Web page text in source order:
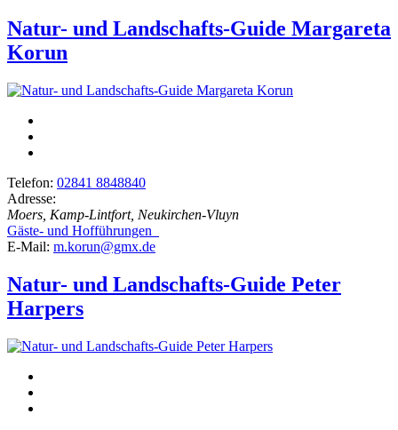
Natur- und Landschafts-Guide Margareta
Korun
Telefon: 02841 8848840
Adresse:
Moers, Kamp-Lintfort, Neukirchen-Vluyn
Gäste- und Hofführungen
E-Mail: m.korun@gmx.de
Natur- und Landschafts-Guide Peter
Harpers